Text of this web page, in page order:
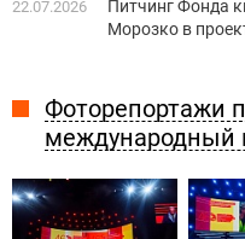
22.07.2026
Питчинг Фонда
Морозко в
Фоторепортажи
международный